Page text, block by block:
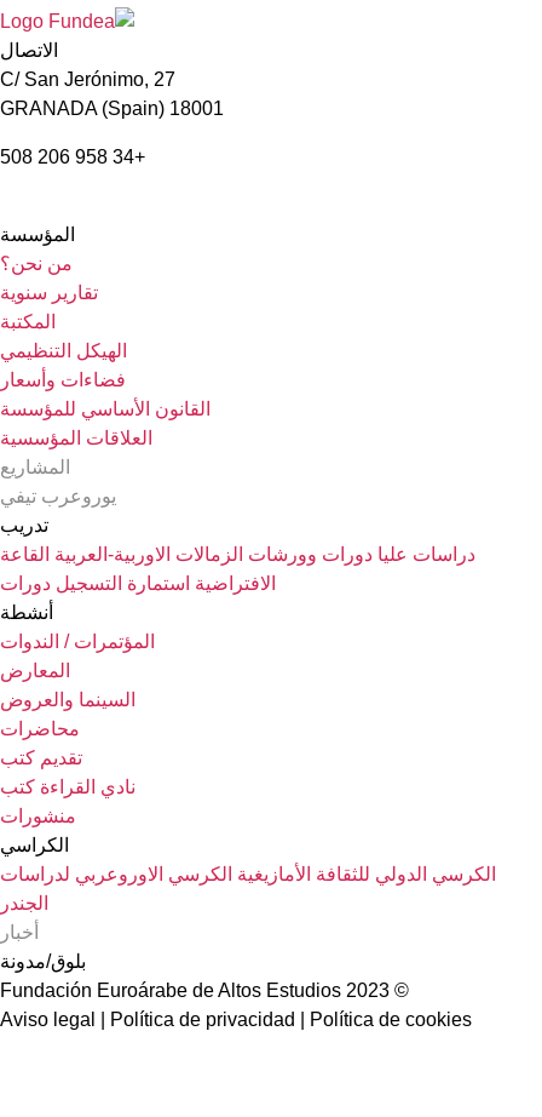
الاتصال
C/ San Jerónimo, 27
18001 GRANADA (Spain)
المؤسسة
من نحن؟
تقارير سنوية
المكتبة
الهيكل التنظيمي
فضاءات وأسعار
القانون الأساسي للمؤسسة
العلاقات المؤسسية
المشاريع
يوروعرب تيفي
تدريب
دراسات عليا دورات وورشات الزمالات الاوربية-العربية القاعة
الافتراضية استمارة التسجيل دورات
أنشطة
المؤتمرات / الندوات
المعارض
السينما والعروض
محاضرات
تقديم كتب
نادي القراءة كتب
منشورات
الكراسي
الكرسي الدولي للثقافة الأمازيغية الكرسي الاوروعربي لدراسات
الجندر
أخبار
بلوق/مدونة
© 2023 Fundación Euroárabe de Altos Estudios
Aviso legal | Política de privacidad | Política de cookies